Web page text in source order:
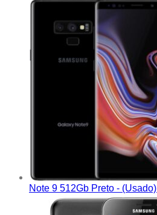
Note 9 512Gb Preto - (Usado)